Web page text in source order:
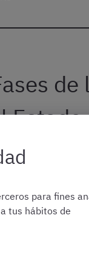
Estado
Administrativo
, ambas
para fines
tus hábitos de